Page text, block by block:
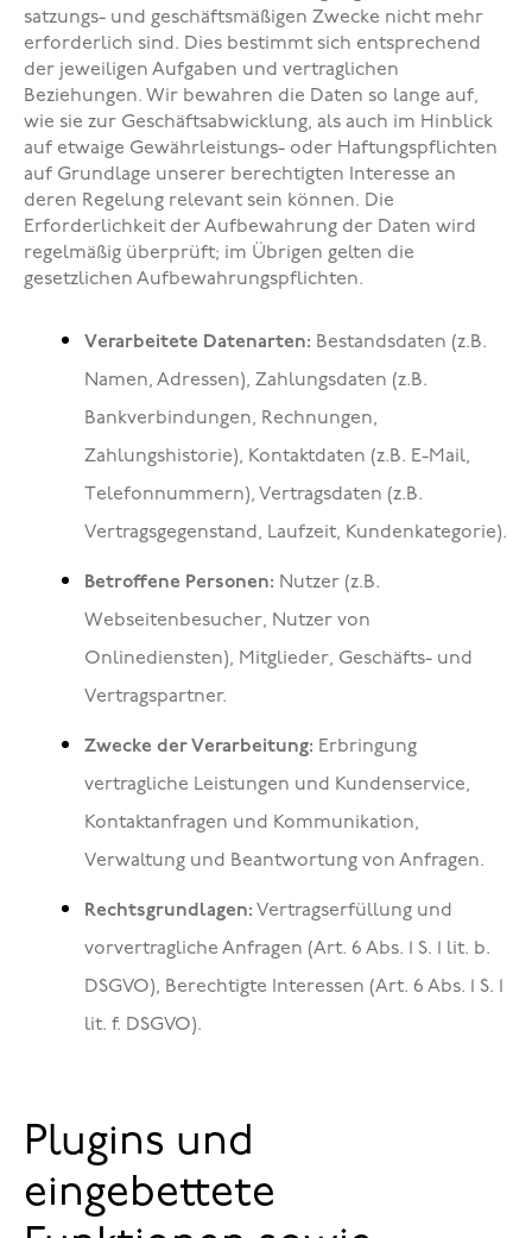
satzungs- und geschäftsmäßigen Zwecke nicht mehr
erforderlich sind. Dies bestimmt sich entsprechend
der jeweiligen Aufgaben und vertraglichen
Beziehungen. Wir bewahren die Daten so lange auf,
wie sie zur Geschäftsabwicklung, als auch im Hinblick
auf etwaige Gewährleistungs- oder Haftungspflichten
auf Grundlage unserer berechtigten Interesse an
deren Regelung relevant sein können. Die
Erforderlichkeit der Aufbewahrung der Daten wird
regelmäßig überprüft; im Übrigen gelten die
gesetzlichen Aufbewahrungspflichten.
Verarbeitete Datenarten: Bestandsdaten (z.B.
Namen, Adressen), Zahlungsdaten (z.B.
Bankverbindungen, Rechnungen,
Zahlungshistorie), Kontaktdaten (z.B. E-Mail,
Telefonnummern), Vertragsdaten (z.B.
Vertragsgegenstand, Laufzeit, Kundenkategorie).
Betroffene Personen: Nutzer (z.B.
Webseitenbesucher, Nutzer von
Onlinediensten), Mitglieder, Geschäfts- und
Vertragspartner.
Zwecke der Verarbeitung: Erbringung
vertragliche Leistungen und Kundenservice,
Kontaktanfragen und Kommunikation,
Verwaltung und Beantwortung von Anfragen.
Rechtsgrundlagen: Vertragserfüllung und
vorvertragliche Anfragen (Art. 6 Abs. 1 S. 1 lit. b.
DSGVO), Berechtigte Interessen (Art. 6 Abs. 1 S. 1
lit. f. DSGVO).
Plugins und
eingebettete